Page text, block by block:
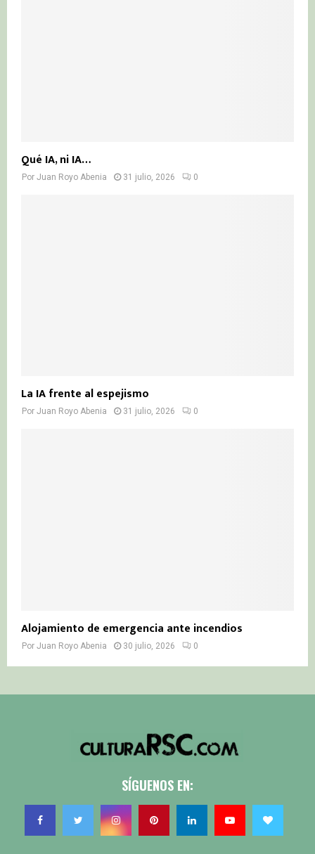
Qué IA, ni IA…
Por Juan Royo Abenia 31 julio, 2026 0
La IA frente al espejismo
Por Juan Royo Abenia 31 julio, 2026 0
Alojamiento de emergencia ante incendios
Por Juan Royo Abenia 30 julio, 2026 0
SÍGUENOS EN: